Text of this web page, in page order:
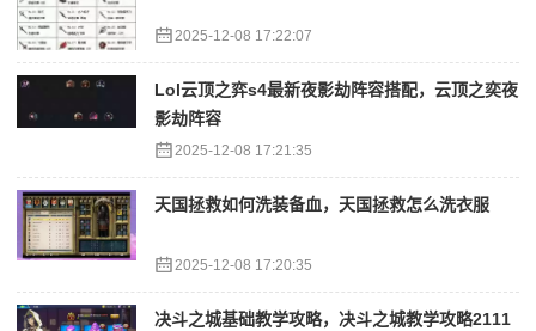
2025-12-08 17:22:07
Lol云顶之弈s4最新夜影劫阵容搭配，云顶之奕夜
影劫阵容
2025-12-08 17:21:35
天国拯救如何洗装备血，天国拯救怎么洗衣服
2025-12-08 17:20:35
决斗之城基础教学攻略，决斗之城教学攻略2111